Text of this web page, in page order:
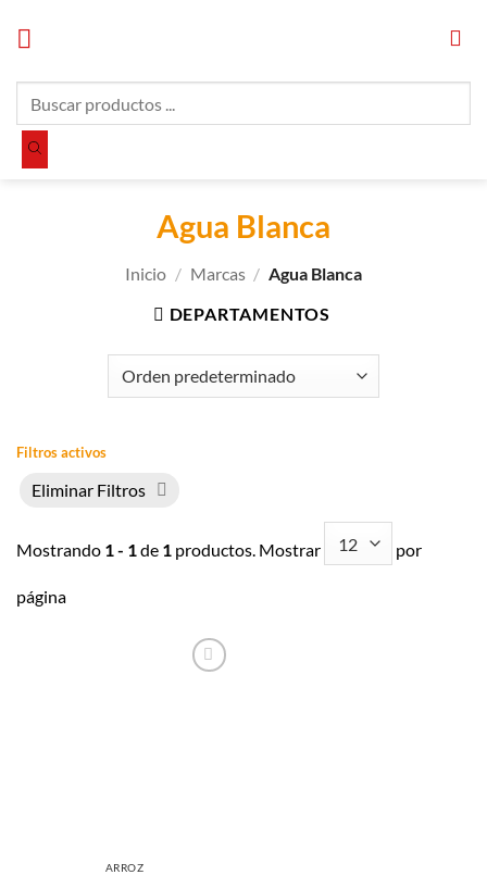
productos
Agua Blanca
Inicio / Marcas / Agua Blanca
DEPARTAMENTOS
Filtros activos
Eliminar Filtros
Mostrando 1 - 1de 1 productos. Mostrar por
página
ARROZ